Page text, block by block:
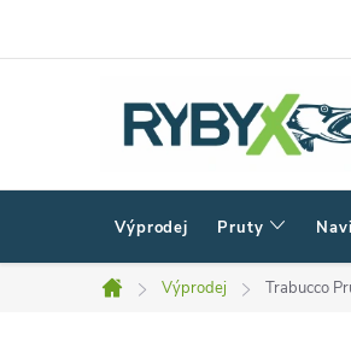
Výprodej Pruty
Domů
Výprodej Trabucco